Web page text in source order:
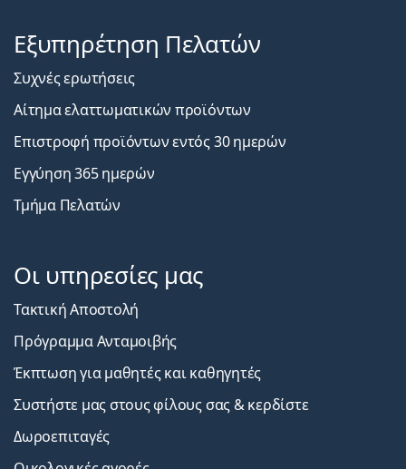
Εξυπηρέτηση Πελατών
Συχνές ερωτήσεις
Αίτημα ελαττωματικών προϊόντων
Επιστροφή προϊόντων εντός 30 ημερών
Εγγύηση 365 ημερών
Τμήμα Πελατών
Οι υπηρεσίες μας
Τακτική Αποστολή
Πρόγραμμα Ανταμοιβής
Έκπτωση για μαθητές και καθηγητές
Συστήστε μας στους φίλους σας & κερδίστε
Δωροεπιταγές